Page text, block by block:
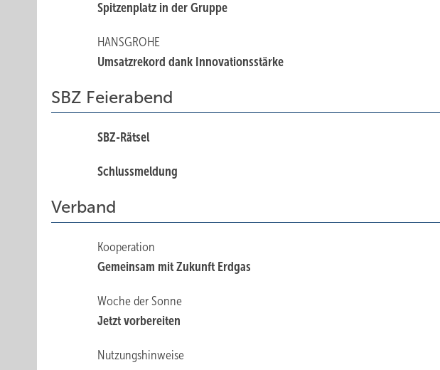
Spitzenplatz in der Gruppe
HANSGROHE
Umsatzrekord dank Innovationsstärke
SBZ Feierabend
SBZ-Rätsel
Schlussmeldung
Verband
Kooperation
Gemeinsam mit Zukunft Erdgas
Woche der Sonne
Jetzt vorbereiten
Nutzungshinweise